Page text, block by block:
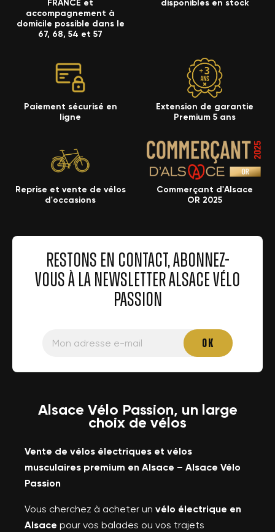
FRANCE et
accompagnement à
domicile possible dans le
67, 68, 54 et 57
disponibles en stock
Paiement sécurisé en
ligne
Extension de garantie
Premium 5 ans
Reprise et vente de vélos
d'occasions
Commerçant d'Alsace
OR 2025
RESTONS EN CONTACT, ABONNEZ-
VOUS À LA NEWSLETTER ALSACE VÉLO
PASSION
Alsace Vélo Passion, un large
choix de vélos
Vente de vélos électriques et vélos
musculaires premium en Alsace – Alsace Vélo
Passion
Vous cherchez à acheter un vélo électrique en
Alsace pour vos balades ou vos trajets